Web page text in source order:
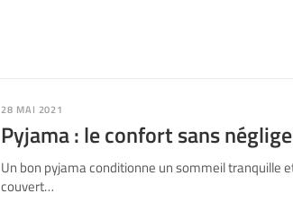
28 MAI 2021
Pyjama : le confort sans
Un bon pyjama conditionne un sommeil tranquille
couvert…